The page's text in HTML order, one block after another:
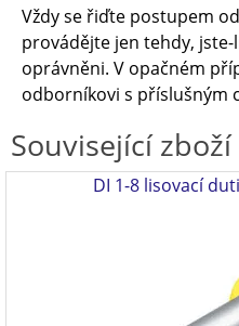
Vždy se řiďte postupem
provádějte jen tehdy,
oprávněni. V opačném
odborníkovi s příslušným
Související zboží
DI 1-8 lisovací